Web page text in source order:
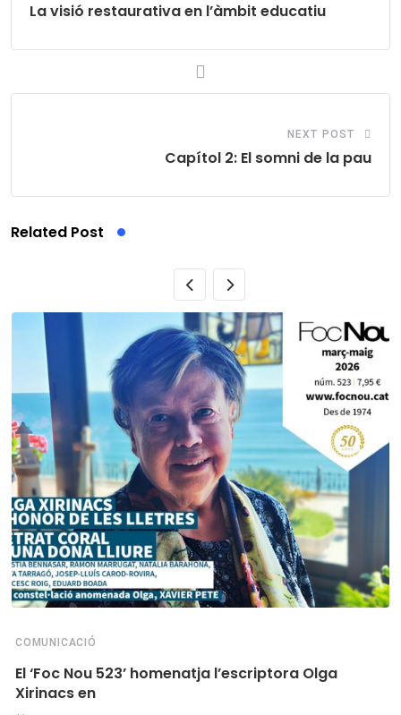
La visió restaurativa en l’àmbit educatiu
NEXT POST
Capítol 2: El somni de la pau
Related Post
COMUNICACIÓ
El ‘Foc Nou 523’ homenatja l’escriptora Olga
Xirinacs en